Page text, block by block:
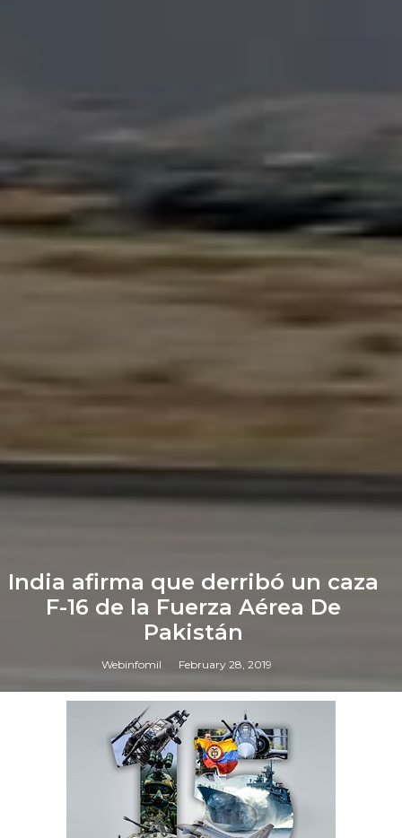
India afirma que derribó un caza
F-16 de la Fuerza Aérea De
Pakistán
Webinfomil February 28, 2019